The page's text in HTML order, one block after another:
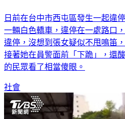
日前在台中市西屯區發生一起違
一輛白色轎車，違停在一處路口
違停，沒想到張女疑似不甩鳴笛
接著她在員警面前「下跪」，還
的民眾看了相當傻眼。
社會